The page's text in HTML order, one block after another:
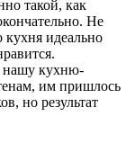
такой, как
Не
идеально
нашу кухню-
им пришлось
но результат